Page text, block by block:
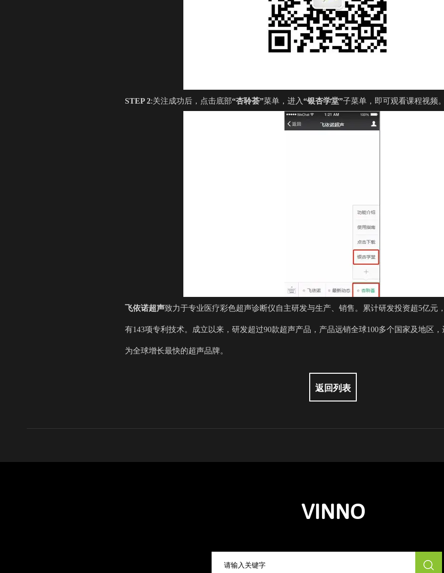
STEP 2:关注成功后，点击底部“杏聆荟”菜单，进入“银杏学堂”子菜单，即可观看课程视频
飞依诺超声致力于专业医疗彩色超声诊断仪自主研发与生产、销售。累计研发投资超5亿元
有143项专利技术。成立以来，研发超过90款超声产品，产品远销全球100多个国家及地区
为全球增长最快的超声品牌。
返回列表
VINNO